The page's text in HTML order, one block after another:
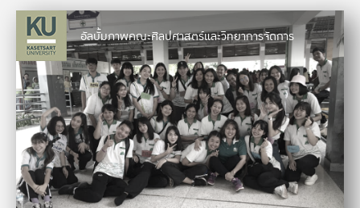
อัลบั้มภาพคณะศิลปศาสตร์และวิทยาการจัดการ